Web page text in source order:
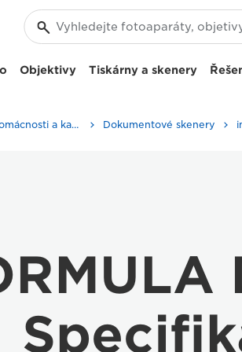
Objektivy Tiskárny a skenery
Skenery do domácnosti a kanceláře Dokumentové skenery